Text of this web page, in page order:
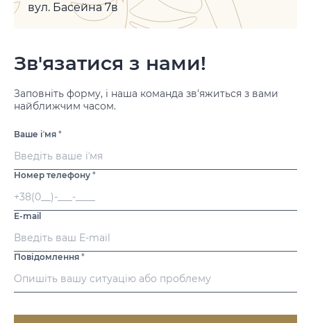
вул. Басейна 7в
Зв'язатися з нами!
Заповніть форму, і наша команда зв'яжиться з вами
найближчим часом.
Ваше іʼмя *
Номер телефону *
E-mail
Повідомлення *